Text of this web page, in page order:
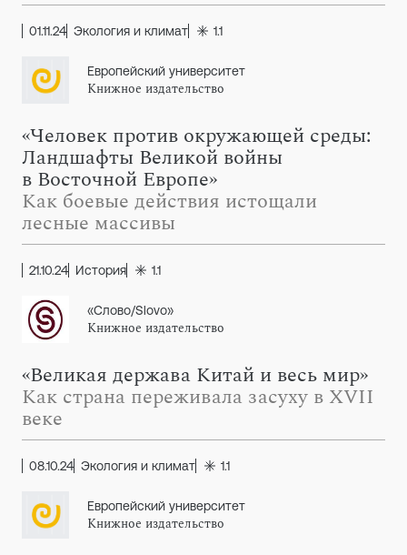
01.11.24 Экология и климат 1.1
Европейский университет
Книжное издательство
«Человек против окружающей среды:
Ландшафты Великой войны
в Восточной Европе»
Как боевые действия истощали
лесные массивы
21.10.24 История 1.1
«Слово/Slovo»
Книжное издательство
«Великая держава Китай и весь мир»
Как страна переживала засуху в XVII
веке
08.10.24 Экология и климат 1.1
Европейский университет
Книжное издательство